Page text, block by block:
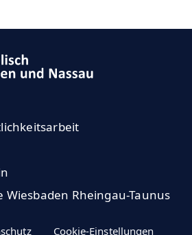
Wiesbaden Rheingau-Taunus
Cookie-Einstellungen